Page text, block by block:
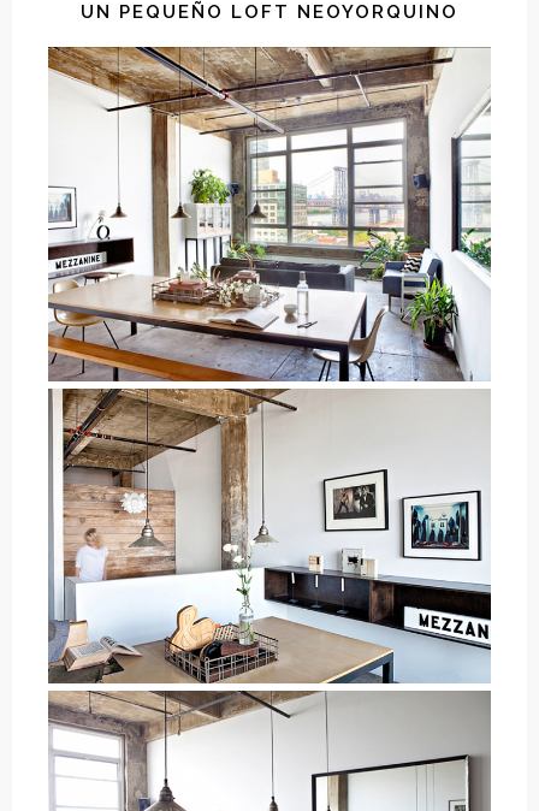
UN PEQUEÑO LOFT NEOYORQUINO